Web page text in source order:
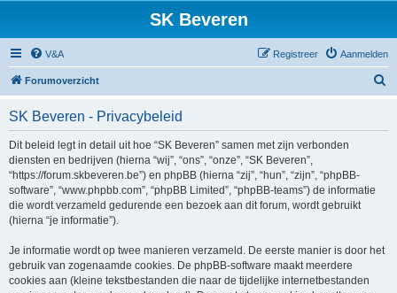
SK Beveren
V&A Aanmelden
Registreer
Forumoverzicht
SK Beveren - Privacybeleid
Dit beleid legt in detail uit hoe “SK Beveren” samen met zijn verbonden
diensten en bedrijven (hierna “wij”, “ons”, “onze”, “SK Beveren”,
“https://forum.skbeveren.be”) en phpBB (hierna “zij”, “hun”, “zijn”, “phpBB-
software”, “www.phpbb.com”, “phpBB Limited”, “phpBB-teams”) de informatie
die wordt verzameld gedurende een bezoek aan dit forum, wordt gebruikt
(hierna “je informatie”).
Je informatie wordt op twee manieren verzameld. De eerste manier is door het
gebruik van zogenaamde cookies. De phpBB-software maakt meerdere
cookies aan (kleine tekstbestanden die naar de tijdelijke internetbestanden